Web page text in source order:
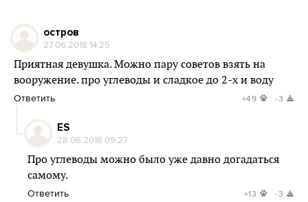
остров
27.06.2018 14:25
Приятная девушка. Можно пару советов взять на
вооружение. про углеводы и сладкое до 2-х и воду
Ответить +49 -3
ES
28.06.2018 09:27
Про углеводы можно было уже давно догадаться
самому.
Ответить +13 -3